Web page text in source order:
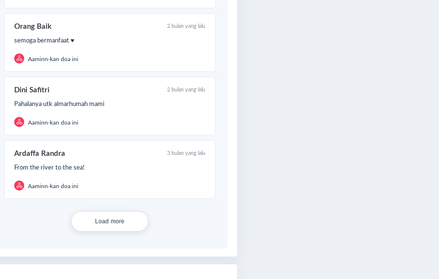
bantu sambung pendidikan anak-anak Gaza, dengan hadirkan
Darurat.
Orang Baik 2 bulan yang lalu
semoga bermanfaat ♥️
Aaminn-kan doa ini
Dini Safitri 2 bulan yang lalu
Pahalanya utk almarhumah mami
Aaminn-kan doa ini
Ardaffa Randra 3 bulan yang lalu
From the river to the sea!
Aaminn-kan doa ini
Load more